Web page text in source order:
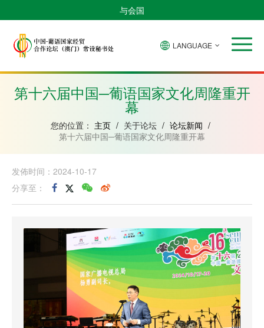
与会国
安
比
绍
內
亚
克
和
普
LANGUAGE
第十六届中国─葡语国家文化周隆重开
幕
您的位置： 主页 / 关于论坛 / 论坛新闻 /
第十六届中国─葡语国家文化周隆重开幕
发佈时间：2024-10-17
分享至：